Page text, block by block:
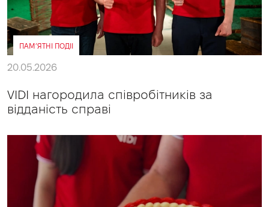
ПАМ’ЯТНІ ПОДІІ
20.05.2026
VIDI нагородила співробітників за
відданість справі